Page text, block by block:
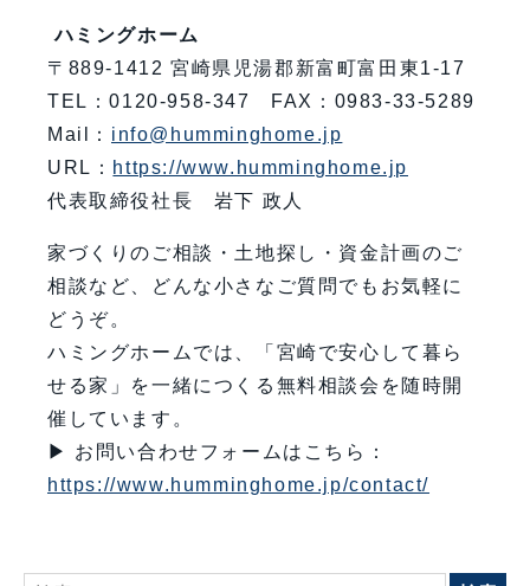
ハミングホーム
〒889-1412 宮崎県児湯郡新富町富田東1-17
TEL：0120-958-347 FAX：0983-33-5289
Mail： info@humminghome.jp
URL： https://www.humminghome.jp
代表取締役社長 岩下 政人
家づくりのご相談・土地探し・資金計画のご
相談など、どんな小さなご質問でもお気軽に
どうぞ。
ハミングホームでは、「宮崎で安心して暮ら
せる家」を一緒につくる無料相談会を随時開
催しています。
▶ お問い合わせフォームはこちら：
https://www.humminghome.jp/contact/